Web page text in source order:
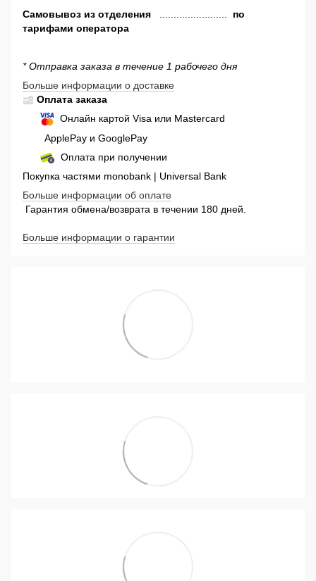
Самовывоз из отделения
по
тарифами оператора
* Отправка заказа в течение 1 рабочего дня
Больше информации о доставке
Оплата заказа
Онлайн картой Visa или Mastercard
ApplePay и GooglePay
Оплата при получении
Покупка частями monobank | Universal Bank
Больше информации об оплате
Гарантия обмена/возврата в течении 180 дней.
Больше информации о гарантии